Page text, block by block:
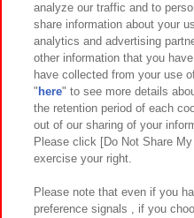
イベント・キャンペーン
関連会社 サステナ
プライバシーポリシー ウェ
お取引先さまとともに
カスタマーハラスメント対応方針
analyze our traffic and to
share information about your
analytics and advertising
other information that you
have collected from your use
" here" to see more details
the retention period of each
out of our sharing of your
Please click [Do Not Share
exercise your right.
Please note that even if you
preference signals , if you